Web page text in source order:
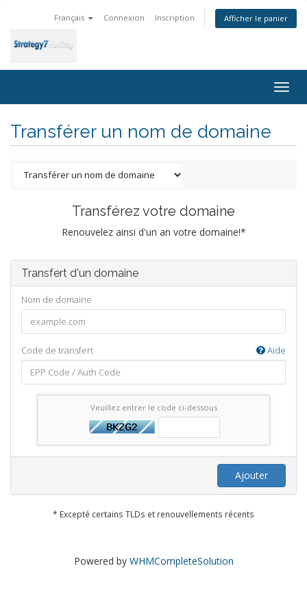
Français Connexion Inscription Afficher le panier
Transférer un nom de domaine
Transférez votre domaine
Renouvelez ainsi d'un an votre domaine!*
Transfert d'un domaine
Nom de domaine
Code de transfert Aide
Veuillez entrer le code ci-dessous
Ajouter
* Excepté certains TLDs et renouvellements récents
Powered by WHMCompleteSolution